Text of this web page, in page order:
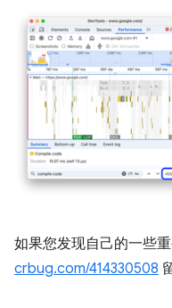
如果您发现自己的一些
crbug.com/414330508